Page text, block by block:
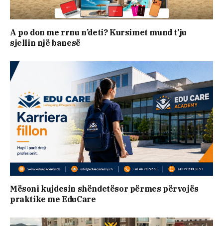
A po don me rrnu n’deti? Kursimet mund t’ju
sjellin një banesë
Mësoni kujdesin shëndetësor përmes përvojës
praktike me EduCare